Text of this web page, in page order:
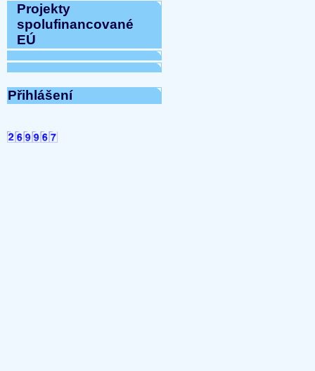
Projekty
spolufinancované
EÚ
Přihlášení